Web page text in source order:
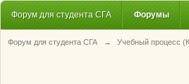
Форум для студента СГА Форумы
Форум для студента СГА → Учебный процесс